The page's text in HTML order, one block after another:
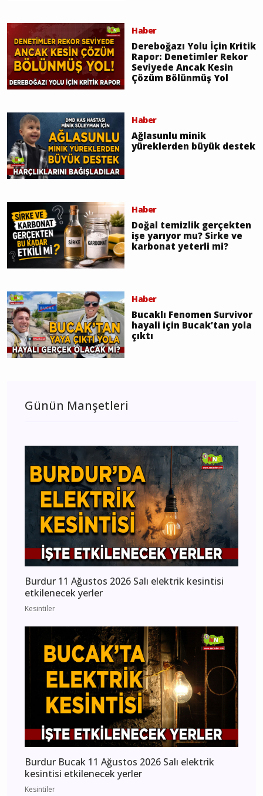
Haber
Dereboğazı Yolu İçin Kritik
Rapor: Denetimler Rekor
Seviyede Ancak Kesin
Çözüm Bölünmüş Yol
Haber
Ağlasunlu minik
yüreklerden büyük destek
Haber
Doğal temizlik gerçekten
işe yarıyor mu? Sirke ve
karbonat yeterli mi?
Haber
Bucaklı Fenomen Survivor
hayali için Bucak’tan yola
çıktı
Günün Manşetleri
Burdur 11 Ağustos 2026 Salı elektrik kesintisi
etkilenecek yerler
Kesintiler
Burdur Bucak 11 Ağustos 2026 Salı elektrik
kesintisi etkilenecek yerler
Kesintiler